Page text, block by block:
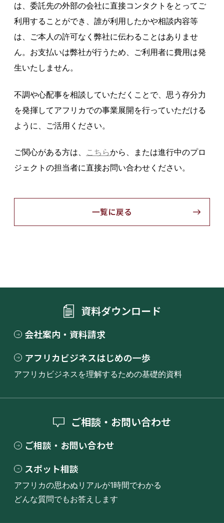
は、委託先の外部の会社に直接コンタクトをとってご
利用することができ、誰が利用したかや相談内容等
は、ご本人の許可なく弊社に伝わることはありませ
ん。お支払いは弊社が行うため、ご利用者に費用は発
生いたしません。
不調や心配事を相談していただくことで、思う存分力
を発揮してアフリカでの事業展開を行っていただける
ように、ご活用ください。
ご関心がある方は、 こちらから、または進行中のプロ
ジェクトの担当者に直接お問い合わせください。
一覧に戻る
資料ダウンロード
会社案内・資料請求
アフリカビジネスはじめの一歩
アフリカビジネスを理解するための基礎的資料
ご相談・お問い合わせ
ご相談・お問い合わせ
スポット相談
アフリカの思わぬリアルが1時間でわかる
どんな質問でもお答えします